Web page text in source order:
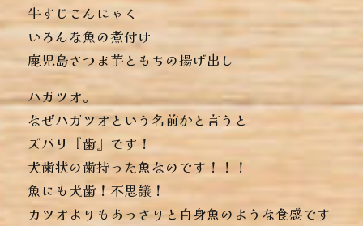
︎牛すじこんにゃく
︎いろんな魚の煮付け
︎鹿児島さつま芋ともちの揚げ出し
ハガツオ。
なぜハガツオという名前かと言うと
ズバリ『歯』です！
犬歯状の歯持った魚なのです！！！
魚にも犬歯！不思議！
カツオよりもあっさりと白身魚のような食感です